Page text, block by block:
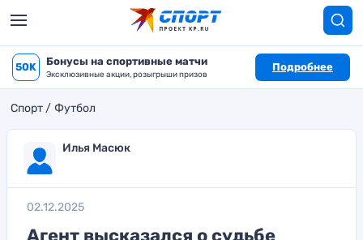
50K Бонусы на спортивные матчи
Эксклюзивные акции, розыгрыши призов
Подробнее
Спорт Футбол
Илья Масюк
02.12.2025
Агент высказался о судьбе